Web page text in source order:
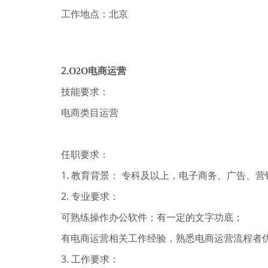
工作地点：北京
2.O2O电商运营
技能要求：
电商类目运营
任职要求：
1. 教育背景： 专科及以上，电子商务、广告、
2. 专业要求：
可熟练操作办公软件；有一定的文字功底；
有电商运营相关工作经验，熟悉电商运营流程者
3. 工作要求：